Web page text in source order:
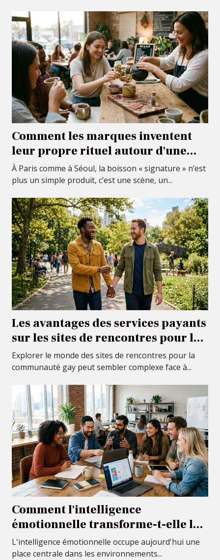
Comment les marques inventent
leur propre rituel autour d'une
boisson signature
À Paris comme à Séoul, la boisson « signature » n’est
plus un simple produit, c’est une scène, un...
Les avantages des services payants
sur les sites de rencontres pour la
communauté gay
Explorer le monde des sites de rencontres pour la
communauté gay peut sembler complexe face à...
Comment l'intelligence
émotionnelle transforme-t-elle le
climat de travail ?
L'intelligence émotionnelle occupe aujourd'hui une
place centrale dans les environnements...